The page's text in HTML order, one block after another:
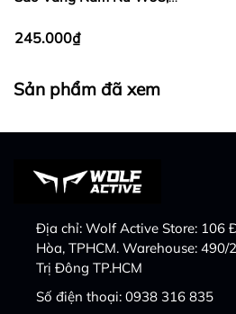
Khí, Mềm Mịn, Co Giãn 4
245.000₫
Sản phẩm đã xem
Địa chỉ: Wolf Active Store: 106
Hòa, TPHCM. Warehouse:
Trị Đông TP.HCM
Số điện thoại: 0938 316 835